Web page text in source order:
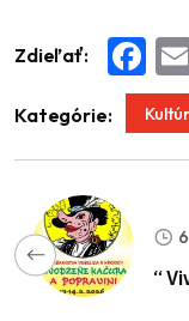
Zdieľať:
Kategórie:
“